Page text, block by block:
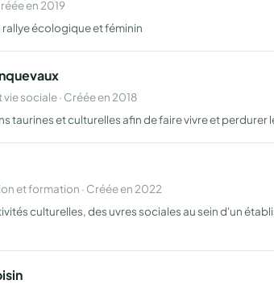
en 2019
écologique et féminin
sociale · Créée en 2018
taurines et culturelles afin de faire vivre et perdurer
et formation · Créée en 2022
culturelles, des uvres sociales au sein d'un